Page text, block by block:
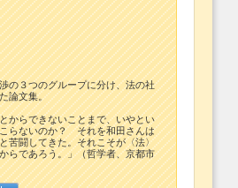
の３つのグループに分け、法の社
論文集。
からできないことまで、いやとい
らないのか？ それを和田さんは
苦闘してきた。それこそが〈法〉
らであろう。」（哲学者、京都市